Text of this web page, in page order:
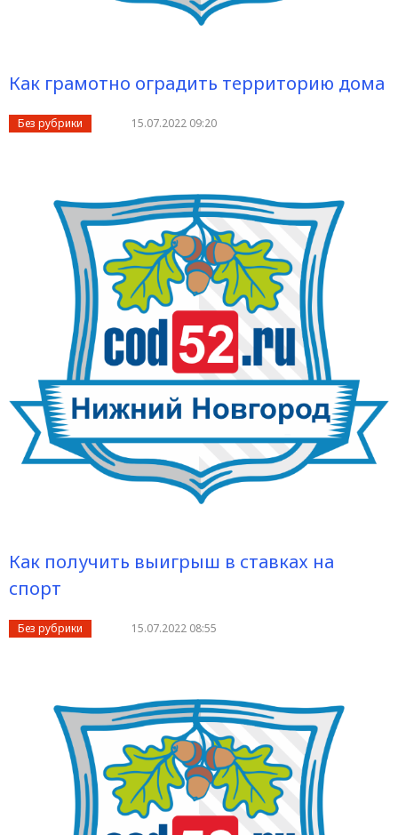
Как грамотно оградить территорию дома
Без рубрики 15.07.2022 09:20
Как получить выигрыш в ставках на
спорт
Без рубрики 15.07.2022 08:55